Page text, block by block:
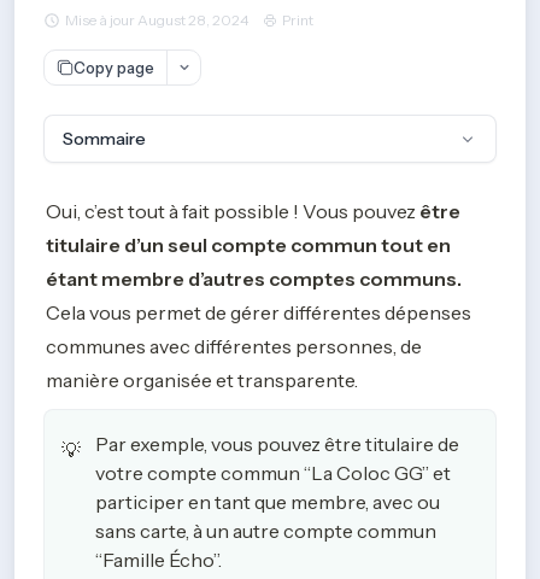
Mise à jour August 28, 2024 Print
Copy page
Sommaire
Oui, c’est tout à fait possible ! Vous pouvez être
titulaire d’un seul compte commun tout en
Cela vous permet de gérer différentes dépenses
communes avec différentes personnes, de
manière organisée et transparente.
💡
Par exemple, vous pouvez être titulaire de
votre compte commun “La Coloc GG” et
participer en tant que membre, avec ou
sans carte, à un autre compte commun
“Famille Écho”.